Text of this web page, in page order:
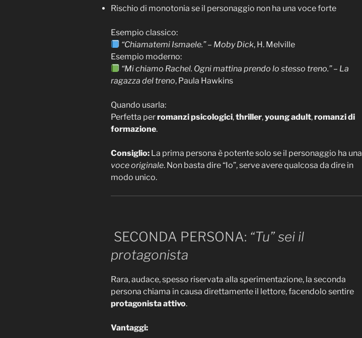
Rischio di monotonia se il personaggio non ha una voce forte
Esempio classico:
“Chiamatemi Ismaele.”– Moby Dick, H. Melville
Esempio moderno:
“Mi chiamo Rachel. Ogni mattina prendo lo stesso treno.”– La
ragazza del treno, Paula Hawkins
Quando usarla:
Perfetta perromanzi psicologici,thriller,young adult,romanzi di
formazione.
Consiglio: La prima persona è potente solo se il personaggio ha una
voce originale. Non basta dire “Io”, serve avere qualcosa da dire in
modo unico.
SECONDA PERSONA: “Tu” sei il
protagonista
Rara, audace, spesso riservata alla sperimentazione, la seconda
persona chiama in causa direttamente il lettore, facendolo sentire
protagonista attivo.
Vantaggi: